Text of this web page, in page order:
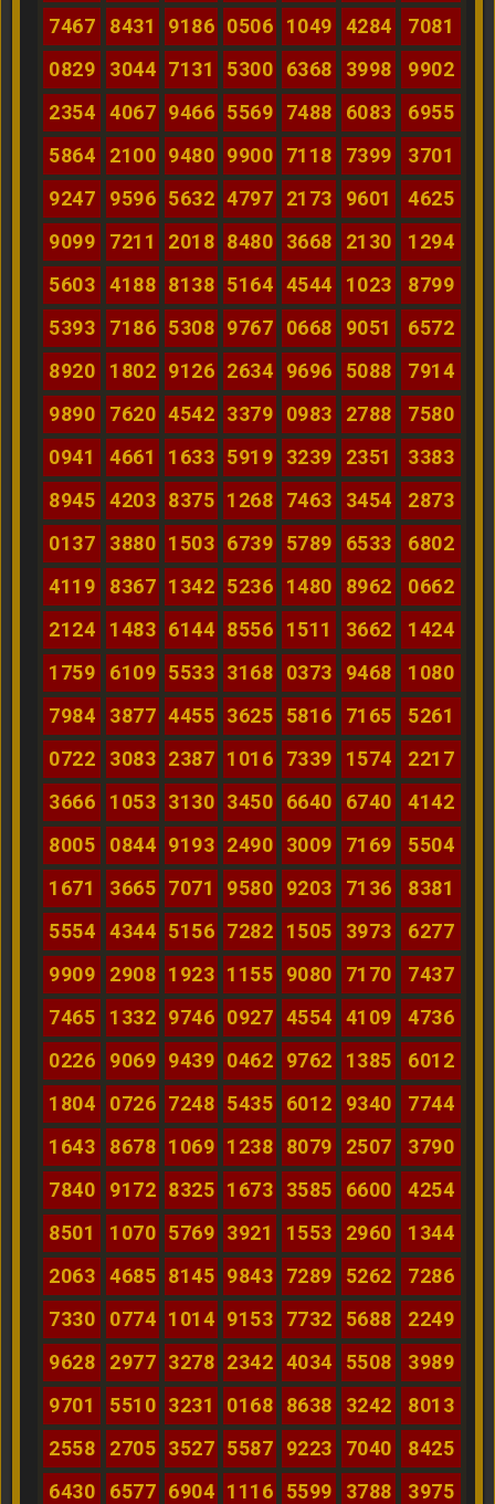
7467
8431 9186 0506 1049 4284
7081
0829
3044 7131 5300 6368 3998
9902
2354
4067 9466 5569 7488 6083
6955
5864
2100 9480 9900 7118 7399
3701
9247
9596 5632 4797 2173 9601
4625
9099
7211 2018 8480 3668 2130
1294
5603
4188 8138 5164 4544 1023
8799
5393
7186 5308 9767 0668 9051
6572
8920
1802 9126 2634 9696 5088
7914
9890
7620 4542 3379 0983 2788
7580
0941
4661 1633 5919 3239 2351
3383
8945
4203 8375 1268 7463 3454
2873
0137
3880 1503 6739 5789 6533
6802
4119
8367 1342 5236 1480 8962
0662
2124
1483 6144 8556 1511 3662
1424
1759
6109 5533 3168 0373 9468
1080
7984
3877 4455 3625 5816 7165
5261
0722
3083 2387 1016 7339 1574
2217
3666
1053 3130 3450 6640 6740
4142
8005
0844 9193 2490 3009 7169
5504
1671
3665 7071 9580 9203 7136
8381
5554
4344 5156 7282 1505 3973
6277
9909
2908 1923 1155 9080 7170
7437
7465
1332 9746 0927 4554 4109
4736
0226
9069 9439 0462 9762 1385
6012
1804
0726 7248 5435 6012 9340
7744
1643
8678 1069 1238 8079 2507
3790
7840
9172 8325 1673 3585 6600
4254
8501
1070 5769 3921 1553 2960
1344
2063
4685 8145 9843 7289 5262
7286
7330
0774 1014 9153 7732 5688
2249
9628
2977 3278 2342 4034 5508
3989
9701
5510 3231 0168 8638 3242
8013
2558
2705 3527 5587 9223 7040
8425
6430
6577 6904 1116 5599 3788
3975